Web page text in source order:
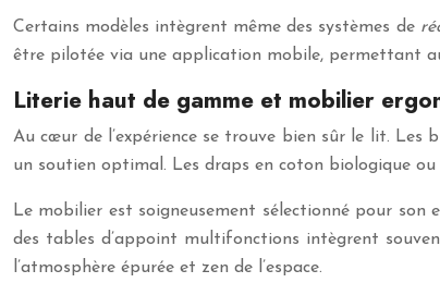
Certains modèles intègrent même des systèmes de
être pilotée via une application mobile, permettant
Literie haut de gamme et mobilier
Au cœur de l’expérience se trouve bien sûr le lit.
un soutien optimal. Les draps en coton biologique
Le mobilier est soigneusement sélectionné pour
des tables d’appoint multifonctions intègrent
l’atmosphère épurée et zen de l’espace.